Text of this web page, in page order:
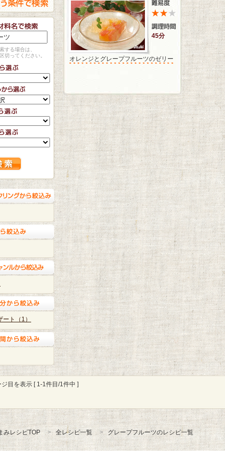
する場合は、
切ってください。
ト（1）
45分
オレンジとグレープフルーツのゼリー
目を表示 [ 1-1件目/1件中 ]
みレシピTOP 全レシピ一覧 グレープフルーツのレシピ一覧